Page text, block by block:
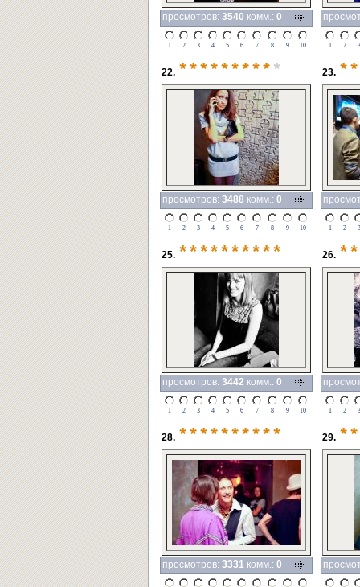
просмотров: 3540 комм.: 0
1 2 3 4 5 6 7 8 9 10 1 2 3
22. ********* *
просмотров: 3488 комм.: 0
1 2 3 4 5 6 7 8 9 10
23.
1 2 3
25. **********
просмотров: 3442 комм.: 0
1 2 3 4 5 6 7 8 9 10
26.
1 2 3
28. **********
просмотров: 3331 комм.: 0
29.